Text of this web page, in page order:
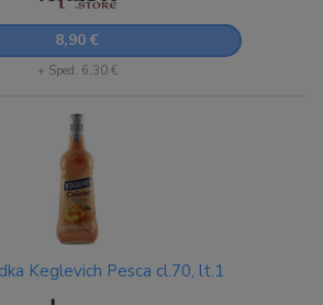
8,90 €
+ Sped. 6,30 €
Keglevich Pesca cl.70, lt.1